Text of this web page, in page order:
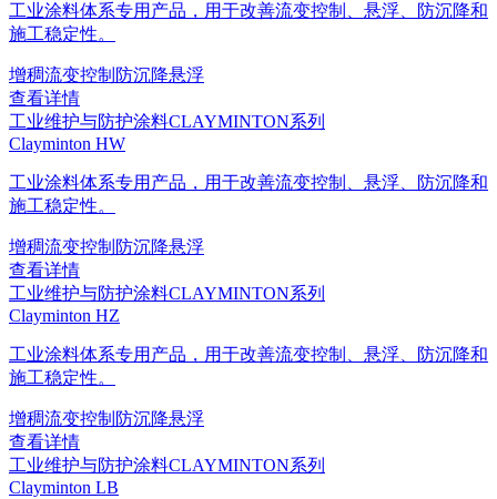
工业涂料体系专用产品，用于改善流变控制、悬浮、防沉降和
施工稳定性。
增稠流变控制 防沉降悬浮
查看详情
工业维护与防护涂料CLAYMINTON系列
Clayminton HW
工业涂料体系专用产品，用于改善流变控制、悬浮、防沉降和
施工稳定性。
增稠流变控制 防沉降悬浮
查看详情
工业维护与防护涂料CLAYMINTON系列
Clayminton HZ
工业涂料体系专用产品，用于改善流变控制、悬浮、防沉降和
施工稳定性。
增稠流变控制 防沉降悬浮
查看详情
工业维护与防护涂料CLAYMINTON系列
Clayminton LB